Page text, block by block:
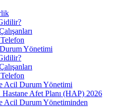
Yönetimi
Acil Durum Yönetimi
Afet Planı (HAP) 2026
Acil Durum Yönetiminden